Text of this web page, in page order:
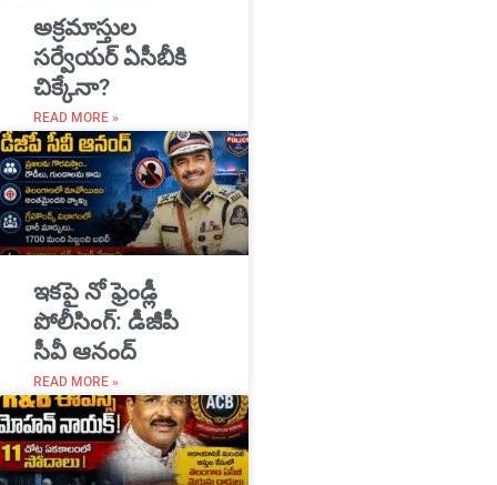
అక్రమాస్తుల
సర్వేయర్ ఏసీబీకి
చిక్కేనా?
READ MORE »
ఇకపై నో ఫ్రెండ్లీ
పోలీసింగ్: డీజీపీ
సీవీ ఆనంద్
READ MORE »